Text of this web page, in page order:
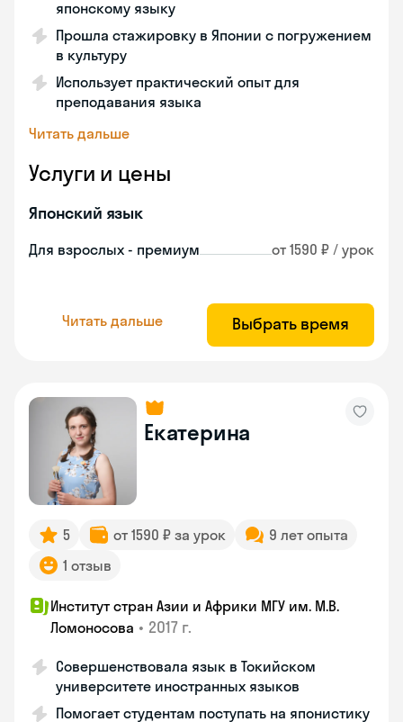
японскому языку
Прошла стажировку в Японии с погружением
в культуру
Использует практический опыт для
преподавания языка
Читать дальше
Услуги и цены
Японский язык
Для взрослых - премиум от 1590 ₽ / урок
Читать дальше Выбрать время
Екатерина
5 от 1590 ₽ за урок
9 лет опыта
1 отзыв
Институт стран Азии и Африки МГУ им. М.В.
Ломоносова • 2017 г.
Совершенствовала язык в Токийском
университете иностранных языков
Помогает студентам поступать на японистику